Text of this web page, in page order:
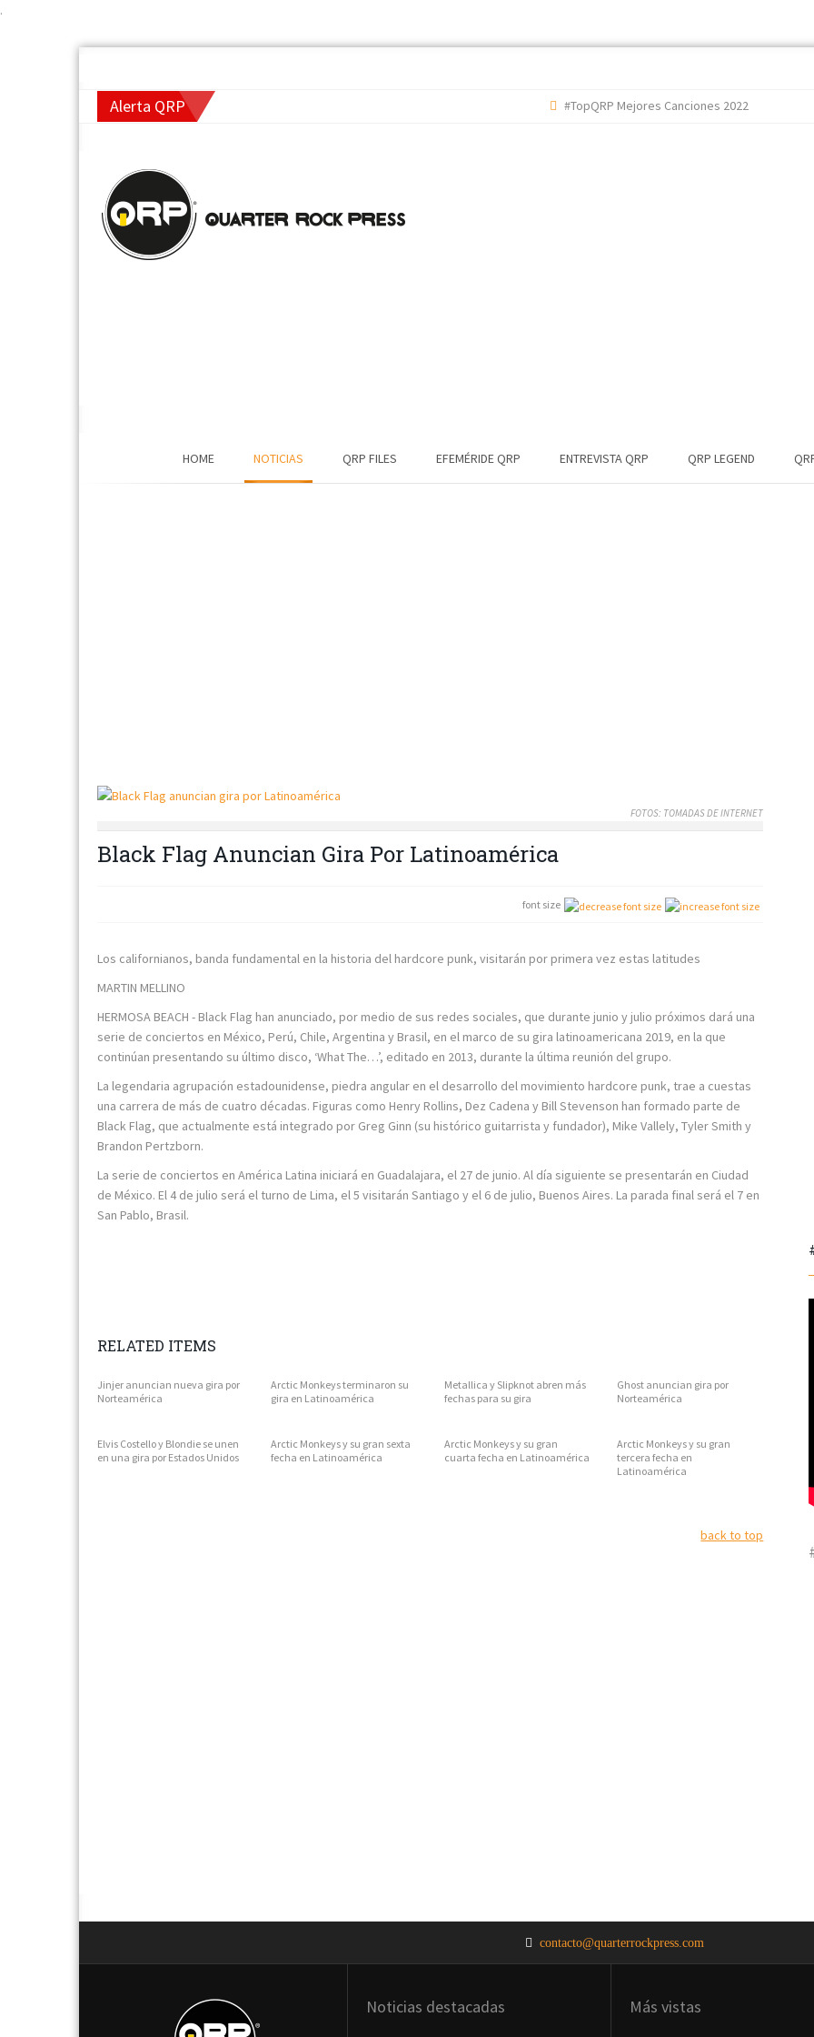
.
Alerta QRP #TopQRP Mejores Canciones 2022
HOME NOTICIAS QRP FILES EFEMÉRIDE QRP ENTREVISTA QRP QRP LEGEND
FOTOS: TOMADAS DE INTERNET
Black Flag Anuncian Gira Por Latinoamérica
font size
Los californianos, banda fundamental en la historia del hardcore punk, visitarán por primera vez estas latitudes
MARTIN MELLINO
HERMOSA BEACH - Black Flag han anunciado, por medio de sus redes sociales, que durante junio y julio próximos dará una
serie de conciertos en México, Perú, Chile, Argentina y Brasil, en el marco de su gira latinoamericana 2019, en la que
continúan presentando su último disco, ‘What The…’, editado en 2013, durante la última reunión del grupo.
La legendaria agrupación estadounidense, piedra angular en el desarrollo del movimiento hardcore punk, trae a cuestas
una carrera de más de cuatro décadas. Figuras como Henry Rollins, Dez Cadena y Bill Stevenson han formado parte de
Black Flag, que actualmente está integrado por Greg Ginn (su histórico guitarrista y fundador), Mike Vallely, Tyler Smith y
Brandon Pertzborn.
La serie de conciertos en América Latina iniciará en Guadalajara, el 27 de junio. Al día siguiente se presentarán en Ciudad
de México. El 4 de julio será el turno de Lima, el 5 visitarán Santiago y el 6 de julio, Buenos Aires. La parada final será el 7 en
San Pablo, Brasil.
RELATED ITEMS
Jinjer anuncian nueva gira por
Norteamérica
Arctic Monkeys terminaron su
gira en Latinoamérica
Metallica y Slipknot abren más
fechas para su gira
Ghost anuncian gira por
Norteamérica
Elvis Costello y Blondie se unen
en una gira por Estados Unidos
Arctic Monkeys y su gran sexta
fecha en Latinoamérica
Arctic Monkeys y su gran
cuarta fecha en Latinoamérica
Arctic Monkeys y su gran
tercera fecha en
Latinoamérica
back to top
contacto@quarterrockpress.com
Noticias destacadas Más vistas